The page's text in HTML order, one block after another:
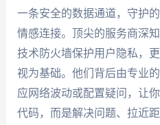
一条安全的数据通道，守护
情感连接。顶尖的服务商深
技术防火墙保护用户隐私，
视为基础。他们背后由专业
应网络波动或配置疑问，让
代码，而是解决问题、拉近距